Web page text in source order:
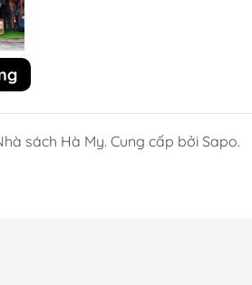
sách Hà My. Cung cấp bởi Sapo.